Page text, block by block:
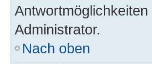
Administrator.
Nach oben